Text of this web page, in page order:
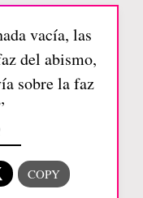
vacía, las
del abismo,
sobre la faz